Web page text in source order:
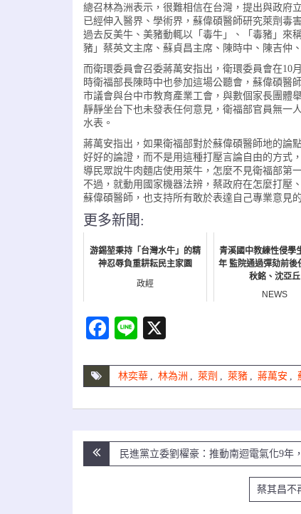
總召林為洲表示，很難相信在台灣，提出與政府
已經伸入醫界、學術界，蘇偉碩醫師研究萊劑毒
過去反美牛、美豬動輒以「毒牛」、「毒豬」來
豬」蔡英文主席、蘇貞昌主席、陳時中、陳吉仲
而衛環委員會召委蔣萬安指出，衛環委員會在10
時衛福部長陳時中也參加這場公聽會，蘇偉碩醫
市議會與台中市教育產業工會，與數個家長團體
靜靜坐台下也未發表任何意見，衛福部官員無一
水表。
蔣萬安指出，如果衛福部對於蘇偉碩醫師地的論
好好的論證，而不是用這種打壓言論自由的方式
導民眾說牛肉麵店使用萊牛，怎麼不見衛福部第
不過，就動用國家機器法辨，蔡政府在怎麼打壓
蘇偉碩醫師，也支持所有敢於表達自己專業意見
更多新聞:
游錫堃秉持「台灣水牛」的精
神忍辱負重耕耘民主家園
政經
青溪國中教練性侵學
年 監院通過彈劾前後
秋銘、沈亞丘
NEWS
Facebook
Line
林奕華 林為洲 萊劑 萊豬 蔣萬安
文
民進黨立委劉櫂豪：推動南迴電氣化9年
蔡其昌不